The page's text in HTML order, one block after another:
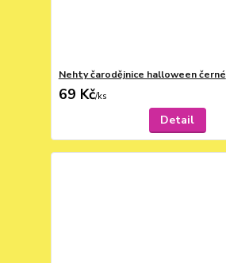
Nehty čarodějnice halloween černé
69 Kč/ks
Detail